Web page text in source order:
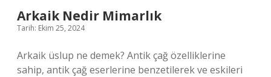
Arkaik Nedir Mimarlık
Tarih: Ekim 25, 2024
Arkaik üslup ne demek? Antik çağ özelliklerine
sahip, antik çağ eserlerine benzetilerek ve eskileri